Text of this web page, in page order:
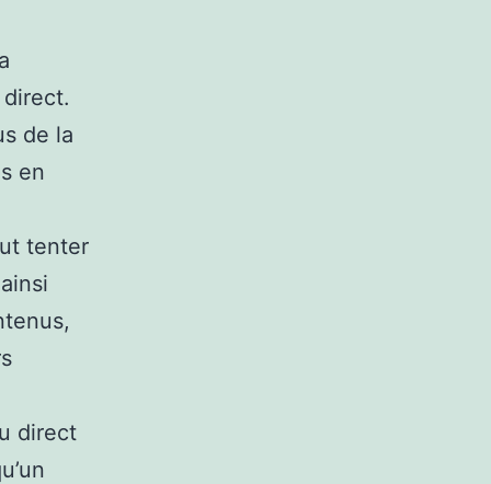
de la
en
tenter
direct